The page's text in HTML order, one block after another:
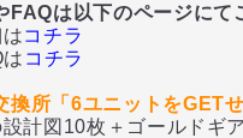
FAQは以下のページにて
コチラ
コチラ
換所「6ユニットをGET
10枚＋ゴールドギア